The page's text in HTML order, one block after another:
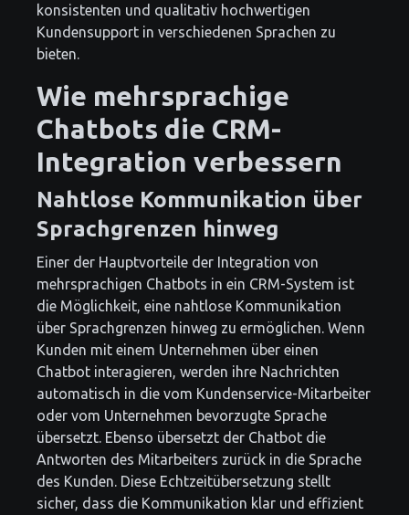
konsistenten und qualitativ hochwertigen
Kundensupport in verschiedenen Sprachen zu
bieten.
Wie mehrsprachige
Chatbots die CRM-
Integration verbessern
Nahtlose Kommunikation über
Sprachgrenzen hinweg
Einer der Hauptvorteile der Integration von
mehrsprachigen Chatbots in ein CRM-System ist
die Möglichkeit, eine nahtlose Kommunikation
über Sprachgrenzen hinweg zu ermöglichen. Wenn
Kunden mit einem Unternehmen über einen
Chatbot interagieren, werden ihre Nachrichten
automatisch in die vom Kundenservice-Mitarbeiter
oder vom Unternehmen bevorzugte Sprache
übersetzt. Ebenso übersetzt der Chatbot die
Antworten des Mitarbeiters zurück in die Sprache
des Kunden. Diese Echtzeitübersetzung stellt
sicher, dass die Kommunikation klar und effizient